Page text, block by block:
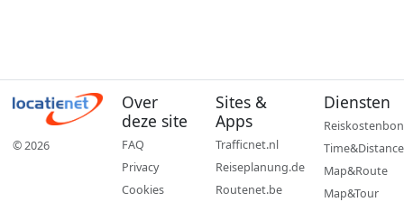
© 2026
Over
deze site
FAQ
Privacy
Cookies
Sites &
Apps
Trafficnet.nl
Reiseplanung.de
Routenet.be
Diensten
Reiskostenbon
Time&Distance
Map&Route
Map&Tour